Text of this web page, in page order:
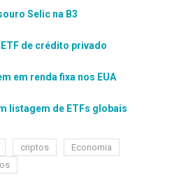
Selic na B3
de crédito privado
em renda fixa nos EUA
listagem de ETFs globais
criptos
Economia